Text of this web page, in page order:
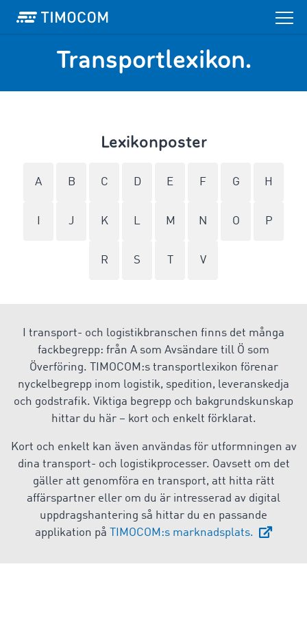
Transportlexikon.
Lexikonposter
A B C D E F G H
J K L M N O P
R S V
I transport- och logistikbranschen finns det många
fackbegrepp: från A som Avsändare till Ö som
Överföring. TIMOCOM:s transportlexikon förenar
nyckelbegrepp inom logistik, spedition, leveranskedja
och godstrafik. Viktiga begrepp och bakgrundskunskap
hittar du här – kort och enkelt förklarat.
Kort och enkelt kan även användas för utformningen av
dina transport- och logistikprocesser. Oavsett om det
gäller att genomföra en transport, att hitta rätt
affärspartner eller om du är intresserad av digital
uppdragshantering så hittar du en passande
applikation på
TIMOCOM:s marknadsplats.